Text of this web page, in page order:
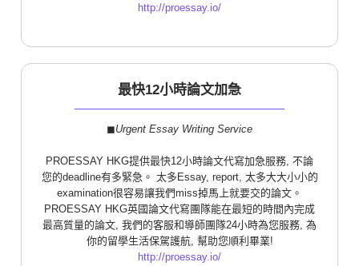
http://proessay.io/
最快12小時論文加急
◼︎Urgent Essay Writing Service
PROESSAY HKG提供最快12小時論文代寫加急服務, 不論
您的deadline有多緊急。 太多Essay, report, 太多大大小小的
examination很容易讓我們miss掉馬上就要交的論文。
PROESSAY HKG英國論文代寫團隊能在最短的時間內完成
最高質量的論文, 我們的客服和導師團隊24小時為您服務, 為
你的留學生活保駕護航, 幫助您順利畢業!
http://proessay.io/